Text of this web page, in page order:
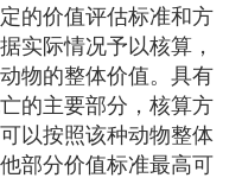
的价值评估标准和方
实际情况予以核算，
物的整体价值。具有
的主要部分，核算方
以按照该种动物整体
部分价值标准最高可